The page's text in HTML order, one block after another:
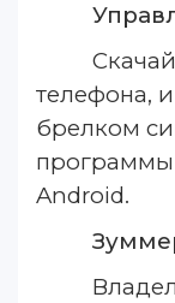
телефона,
брелком
программы
Android.